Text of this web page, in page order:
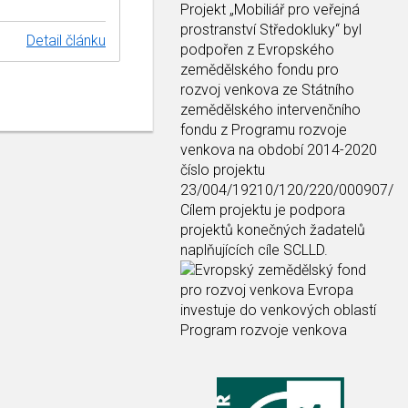
Detail článku
Projekt „Mobiliář pro veřejná
prostranství Středokluky“ byl
podpořen z Evropského
zemědělského fondu pro
rozvoj venkova ze Státního
zemědělského intervenčního
fondu z Programu rozvoje
venkova na období 2014-2020
číslo projektu
23/004/19210/120/220/000907/
Cílem projektu je podpora
projektů konečných žadatelů
naplňujících cíle SCLLD.